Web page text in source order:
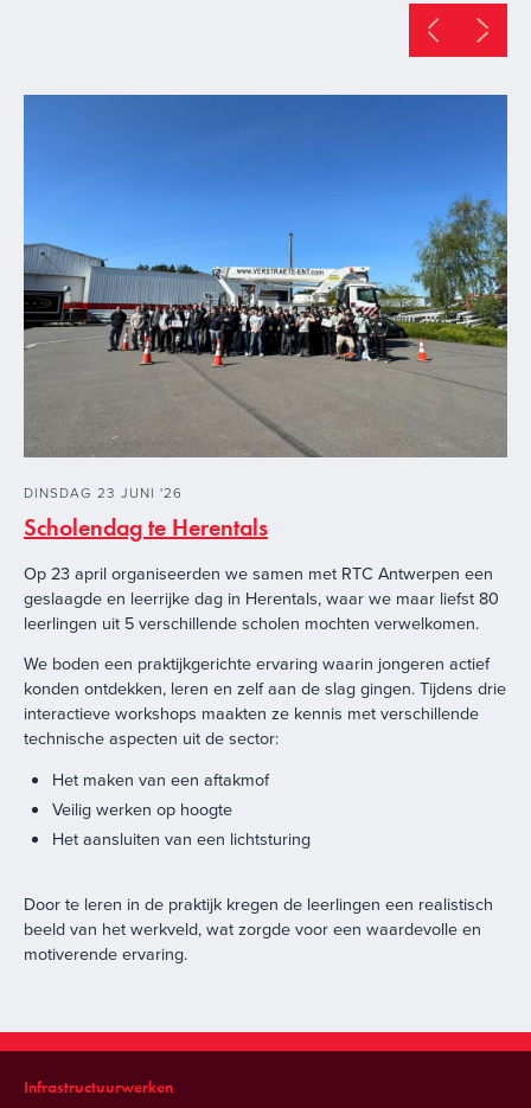
DINSDAG 23 JUNI '26
Scholendag te Herentals
Op 23 april organiseerden we samen met RTC Antwerpen een
geslaagde en leerrijke dag in Herentals, waar we maar liefst 80
leerlingen uit 5 verschillende scholen mochten verwelkomen.
We boden een praktijkgerichte ervaring waarin jongeren actief
konden ontdekken, leren en zelf aan de slag gingen. Tijdens drie
interactieve workshops maakten ze kennis met verschillende
technische aspecten uit de sector:
Het maken van een aftakmof
Veilig werken op hoogte
Het aansluiten van een lichtsturing
Door te leren in de praktijk kregen de leerlingen een realistisch
beeld van het werkveld, wat zorgde voor een waardevolle en
motiverende ervaring.
Infrastructuurwerken